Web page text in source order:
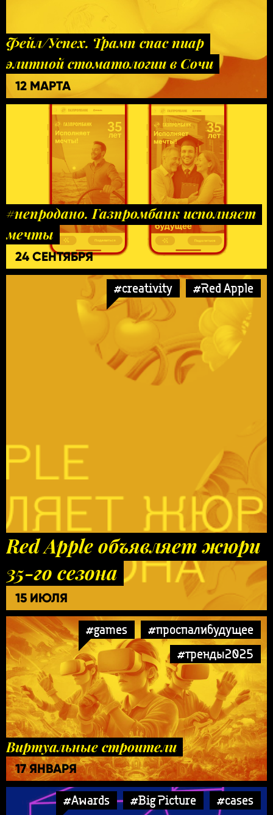
Фейл/Успех. Трамп спас пиар
элитной стоматологии в Сочи
12 МАРТА
#непродано. Газпромбанк исполняет
мечты
24 СЕНТЯБРЯ
#creativity #Red Apple
Red Apple объявляет жюри
35-го сезона
15 ИЮЛЯ
#games
#проспалибудущее
#тренды2025
Виртуальные строители
17 ЯНВАРЯ
#Awards #Big Picture #cases